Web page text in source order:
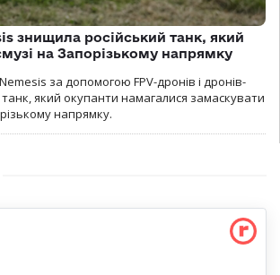
знищила російський танк, який
на Запорізькому напрямку
Nemesis за допомогою FPV-дронів і дронів-
який окупанти намагалися замаскувати
напрямку.